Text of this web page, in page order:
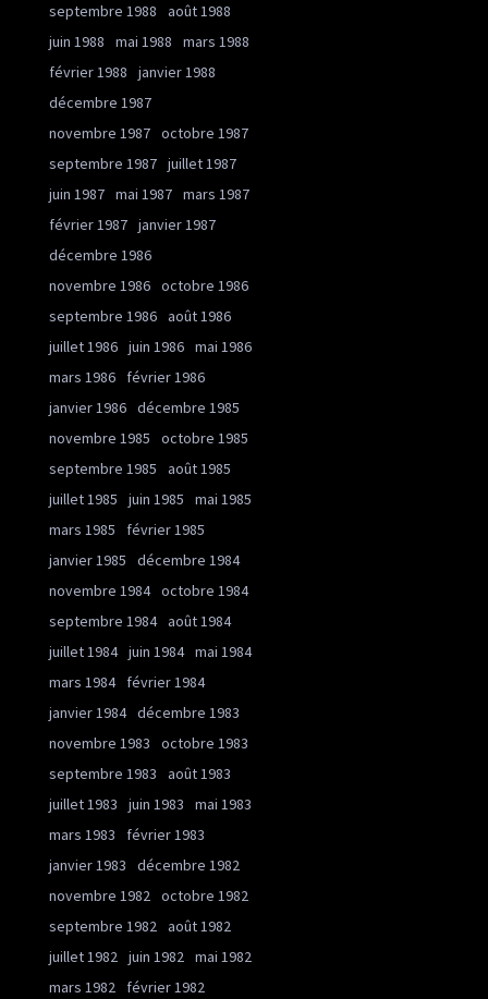
septembre 1988
août 1988
juin 1988
mai 1988
mars 1988
février 1988
janvier 1988
décembre 1987
novembre 1987 octobre 1987
septembre 1987 juillet 1987
juin 1987 mai 1987 mars 1987
février 1987 janvier 1987
décembre 1986
novembre 1986 octobre 1986
septembre 1986 août 1986
juillet 1986 juin 1986 mai 1986
mars 1986
février 1986
janvier 1986 décembre 1985
novembre 1985
octobre 1985
septembre 1985
août 1985
juillet 1985
juin 1985
mai 1985
mars 1985
février 1985
janvier 1985
décembre 1984
novembre 1984 octobre 1984
septembre 1984 août 1984
juillet 1984 juin 1984 mai 1984
mars 1984
février 1984
janvier 1984 décembre 1983
novembre 1983
octobre 1983
septembre 1983
août 1983
juillet 1983
juin 1983
mai 1983
mars 1983
février 1983
janvier 1983
décembre 1982
novembre 1982 octobre 1982
septembre 1982 août 1982
juillet 1982 juin 1982 mai 1982
mars 1982
février 1982